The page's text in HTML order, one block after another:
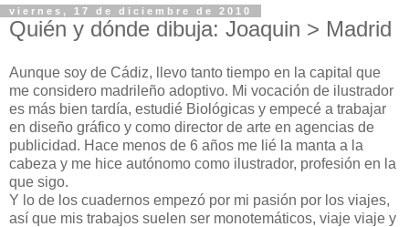
viernes, 17 de diciembre de 2010
Quién y dónde dibuja: Joaquin > Madrid
Aunque soy de Cádiz, llevo tanto tiempo en la capital que
me considero madrileño adoptivo. Mi vocación de ilustrador
es más bien tardía, estudié Biológicas y empecé a trabajar
en diseño gráfico y como director de arte en agencias de
publicidad. Hace menos de 6 años me lié la manta a la
cabeza y me hice autónomo como ilustrador, profesión en la
que sigo.
Y lo de los cuadernos empezó por mi pasión por los viajes,
así que mis trabajos suelen ser monotemáticos, viaje viaje y